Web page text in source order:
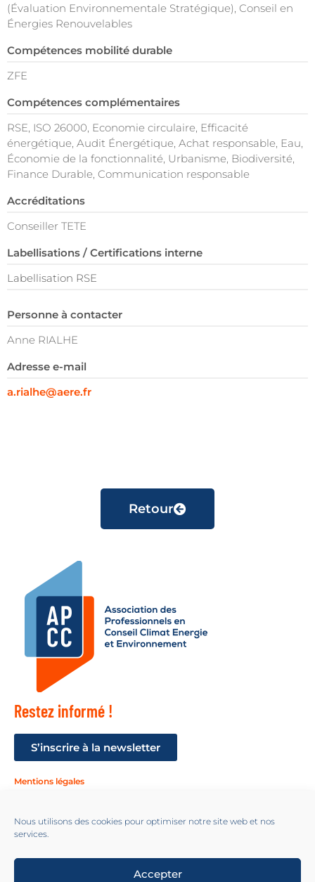
Nous utilisons des cookies pour optimiser notre site web et nos
services.
Accepter
(Évaluation Environnementale Stratégique), Conseil en
Énergies Renouvelables
Compétences mobilité durable
ZFE
Compétences complémentaires
RSE, ISO 26000, Economie circulaire, Efficacité
énergétique, Audit Énergétique, Achat responsable, Eau,
Économie de la fonctionnalité, Urbanisme, Biodiversité,
Finance Durable, Communication responsable
Accréditations
Conseiller TETE
Labellisations / Certifications interne
Labellisation RSE
Personne à contacter
Anne RIALHE
Adresse e-mail
a.rialhe@aere.fr
Retour
Restez informé !
S’inscrire à la newsletter
Mentions légales
Suivez-nous !